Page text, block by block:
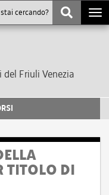
Friuli Venezia
TITOLO DI